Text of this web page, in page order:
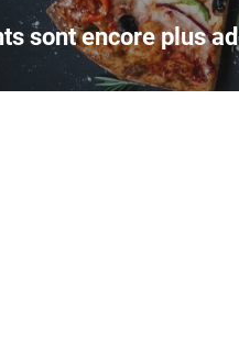
sont encore plus